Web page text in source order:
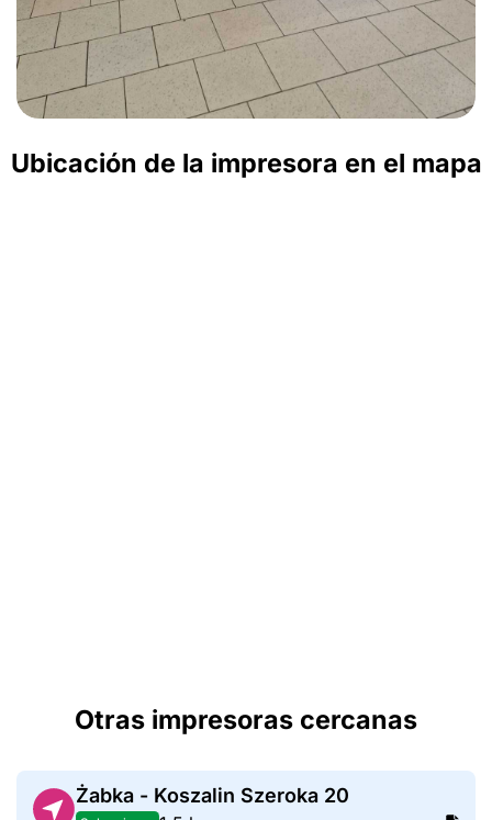
Ubicación de la impresora en el mapa
Otras impresoras cercanas
Żabka - Koszalin Szeroka 20